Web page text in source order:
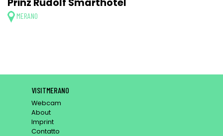
MERANO
VISITMERANO
Webcam
About
Imprint
Contatto